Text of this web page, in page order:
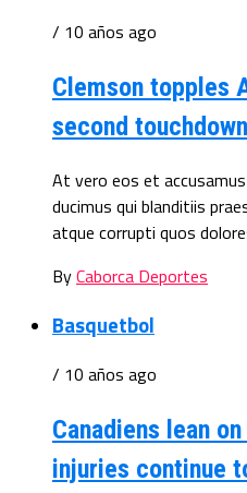
/ 10 años ago
Clemson topples
second
At vero eos et
ducimus qui blanditiis
atque corrupti quos
ByCaborca Deportes
Basquetbol
/ 10 años ago
Canadiens lean
injuries continue